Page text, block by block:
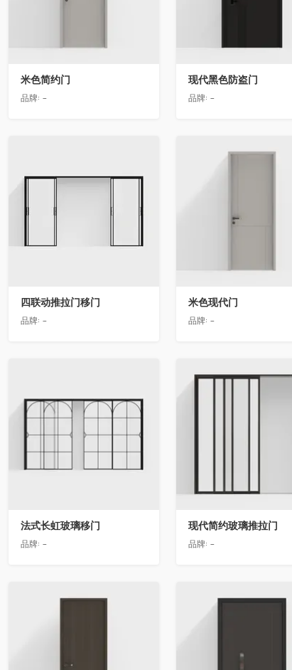
米色简约门
品牌: -
现代黑色防盗门
品牌: -
四联动推拉门移门
品牌: -
米色现代门
品牌: -
法式长虹玻璃移门
品牌: -
收藏
现代简约玻璃推拉门
品牌: -
收藏